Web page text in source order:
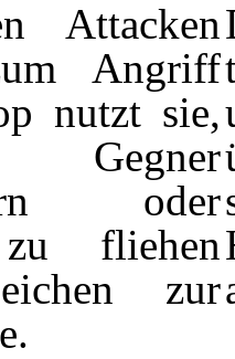
Attacken
Angriff
nutzt sie,
oder
zu fliehen
zur